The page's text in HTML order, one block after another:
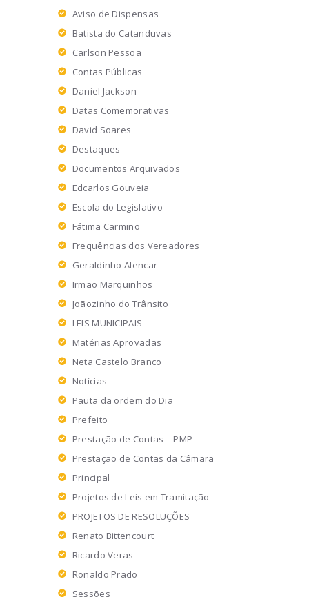
Aviso de Dispensas
Batista do Catanduvas
Carlson Pessoa
Contas Públicas
Daniel Jackson
Datas Comemorativas
David Soares
Destaques
Documentos Arquivados
Edcarlos Gouveia
Escola do Legislativo
Fátima Carmino
Frequências dos Vereadores
Geraldinho Alencar
Irmão Marquinhos
Joãozinho do Trânsito
LEIS MUNICIPAIS
Matérias Aprovadas
Neta Castelo Branco
Notícias
Pauta da ordem do Dia
Prefeito
Prestação de Contas – PMP
Prestação de Contas da Câmara
Principal
Projetos de Leis em Tramitação
PROJETOS DE RESOLUÇÕES
Renato Bittencourt
Ricardo Veras
Ronaldo Prado
Sessões